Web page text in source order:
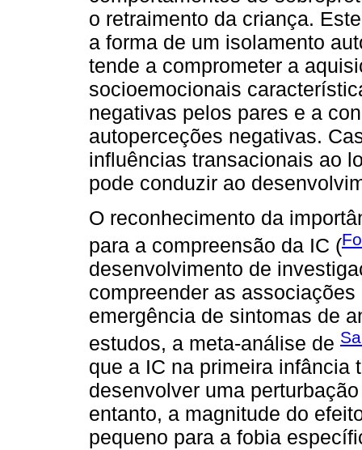
o retraimento da criança.
a forma de um isolamento
tende a comprometer a
socioemocionais
negativas pelos pares e a
autoperceções negativas.
influências transacionais ao
pode conduzir ao
O reconhecimento da
para a compreensão da IC (
desenvolvimento de
compreender as
emergência de sintomas de
estudos, a meta-análise de
que a IC na primeira infância
desenvolver uma
entanto, a magnitude do
pequeno para a fobia